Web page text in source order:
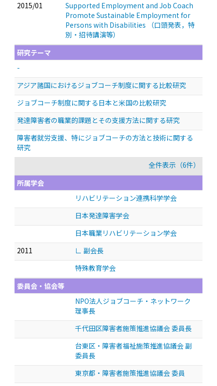
2015/01
Supported Employment and Job Coach
Promote Sustainable Employment for
Persons with Disabilities
（口頭発表，特
別・招待講演等）
研究テーマ
-
アジア諸国におけるジョブコーチ制度に関する比較研究
ジョブコーチ制度に関する日本と米国の比較研究
発達障害者の職業的課題とその支援方法に関する研究
障害者就労支援、特にジョブコーチの方法と技術に関する
研究
全件表示（6件）
所属学会
リハビリテーション連携科学学会
日本発達障害学会
日本職業リハビリテーション学会
2011
∟ 副会長
特殊教育学会
委員会・協会等
NPO法人ジョブコーチ・ネットワーク
理事長
千代田区障害者施策推進協議会 委員長
台東区・障害者福祉施策推進協議会 副
委員長
東京都・障害者施策推進協議会 委員